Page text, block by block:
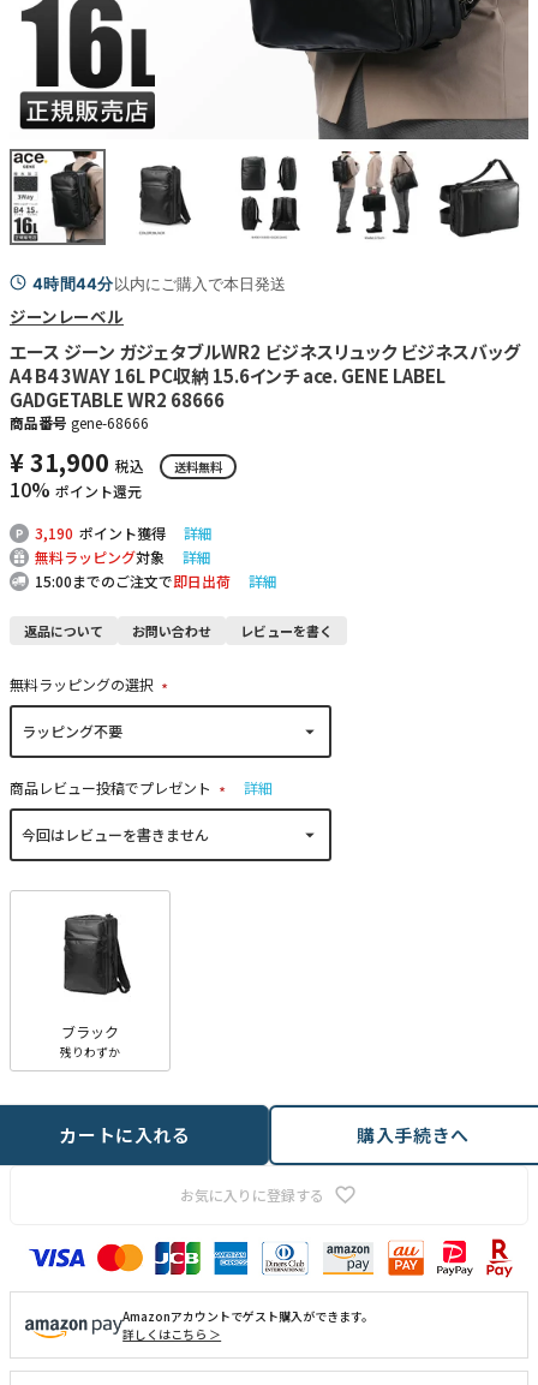
4時間44分以内にご購入で本日発送
ジーンレーベル
エース ジーン ガジェタブルWR2 ビジネスリュック ビジネスバッグ
A4 B4 3WAY 16L PC収納 15.6インチ ace. GENE LABEL
GADGETABLE WR2 68666
商品番号 gene-68666
¥31,900 税込 送料無料
10% ポイント還元
3,190 ポイント獲得
詳細
無料ラッピング対象
詳細
15:00までのご注文で即日出荷 詳細
返品について お問い合わせ レビューを書く
無料ラッピングの選択
(
商品レビュー投稿でプレゼント
(
詳細
ブラック
残りわずか
お気に入りに登録する
カートに入れる 購入手続きへ
Amazonアカウントでゲスト購入ができます。
詳しくはこちら ＞